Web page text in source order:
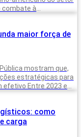
combate à
maior força de
mostram que,
estratégicas para
efetivo Entre 2023 e
como
carga